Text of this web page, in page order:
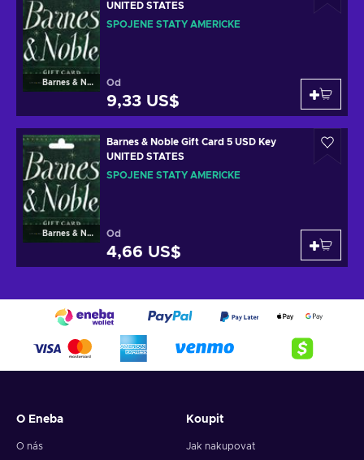
Barnes & Noble
UNITED STATES
SPOJENÉ STÁTY AMERICKÉ
Od
9,33 US$
Barnes & Noble
Barnes & Noble Gift Card 5 USD Key
UNITED STATES
SPOJENÉ STÁTY AMERICKÉ
Od
4,66 US$
O Eneba
O nás
Koupit
Jak nakupovat